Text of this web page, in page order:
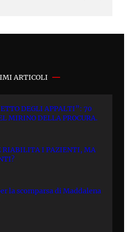
ARTICOLI
DEGLI APPALTI”: 70
MIRINO DELLA PROCURA.
RIABILITA I PAZIENTI, MA
la scomparsa di Maddalena